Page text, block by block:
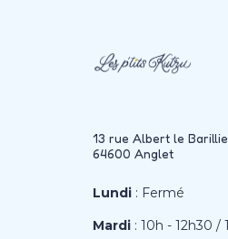
13 rue Albert le
64600 Anglet
Lundi : Fermé
Mardi : 10h - 12h30 /